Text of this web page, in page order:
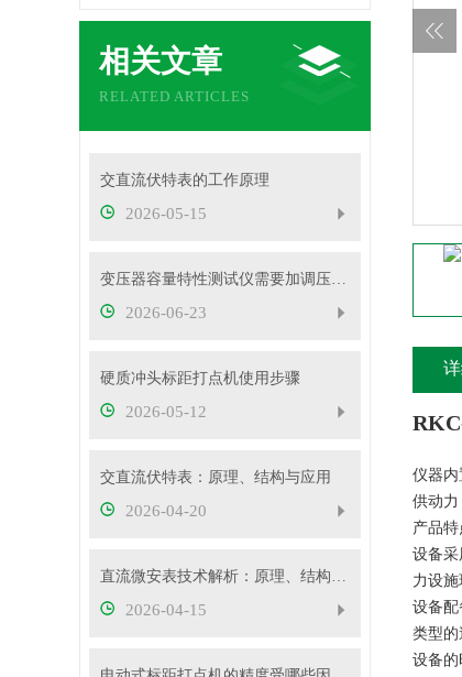
相关文章
RELATED ARTICLES
交直流伏特表的工作原理
2026-05-15
变压器容量特性测试仪需要加调压器吗？
2026-06-23
硬质冲头标距打点机使用步骤
2026-05-12
交直流伏特表：原理、结构与应用
2026-04-20
直流微安表技术解析：原理、结构与应用要点
2026-04-15
仪器内
供动力
产品特
设备
力设施
设备配
类型的
设备的